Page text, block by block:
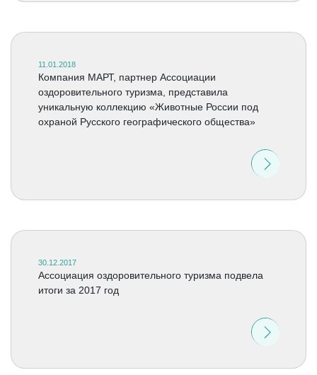
11.01.2018
Компания МАРТ, партнер Ассоциации
оздоровительного туризма, представила
уникальную коллекцию «Животные России под
охраной Русского географического общества»
30.12.2017
Ассоциация оздоровительного туризма подвела
итоги за 2017 год